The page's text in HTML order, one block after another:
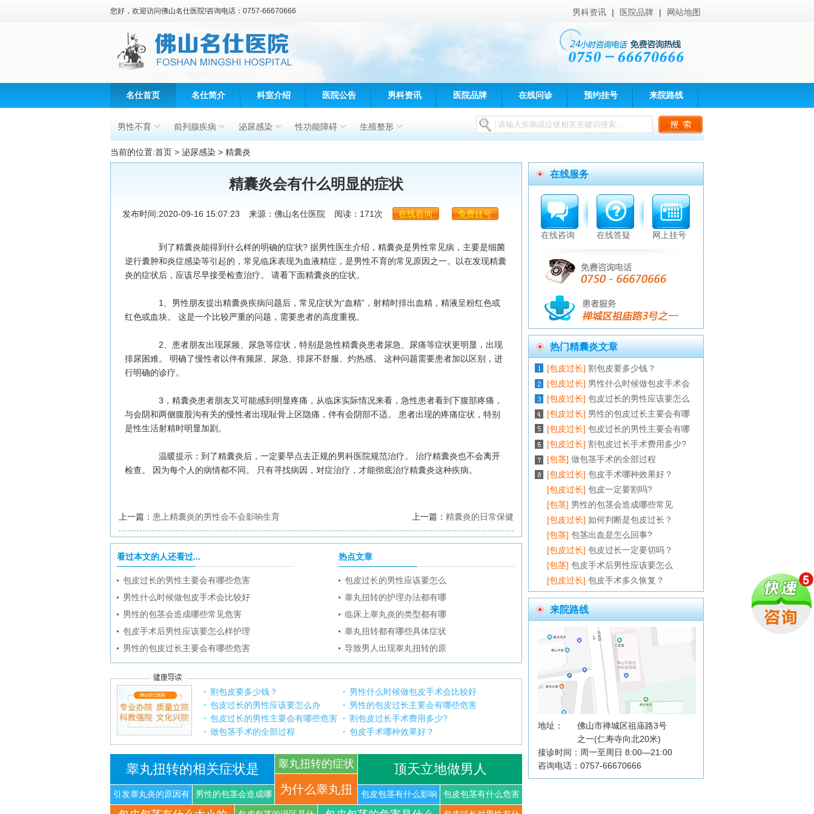
男科资讯 | 医院品牌 | 网站地图
您好，欢迎访问佛山名仕医院!咨询电话：0757-66670666
名仕首页 名仕简介 科室介绍 医院公告 男科资讯 医院品牌 在线问诊 预约挂号 来院路线
男性不育 前列腺疾病 泌尿感染 性功能障碍 生殖整形
当前的位置:首页 > 泌尿感染 > 精囊炎
精囊炎会有什么明显的症状
发布时间:2020-09-16 15:07:23 来源：佛山名仕医院 阅读：171次 在线咨询 免费挂号
到了精囊炎能得到什么样的明确的症状? 据男性医生介绍，精囊炎是男性常见病，主要是细菌
逆行囊肿和炎症感染等引起的，常见临床表现为血液精症，是男性不育的常见原因之一。以在发现精囊
炎的症状后，应该尽早接受检查治疗。 请看下面精囊炎的症状。
1、男性朋友提出精囊炎疾病问题后，常见症状为“血精”，射精时排出血精，精液呈粉红色或
红色或血块。 这是一个比较严重的问题，需要患者的高度重视。
2、患者朋友出现尿频、尿急等症状，特别是急性精囊炎患者尿急、尿痛等症状更明显，出现
排尿困难。 明确了慢性者以伴有频尿、尿急、排尿不舒服、灼热感。 这种问题需要患者加以区别，进
行明确的诊疗。
3，精囊炎患者朋友又可能感到明显疼痛，从临床实际情况来看，急性患者看到下腹部疼痛，
与会阴和两侧腹股沟有关的慢性者出现耻骨上区隐痛，伴有会阴部不适。 患者出现的疼痛症状，特别
是性生活射精时明显加剧。
温暖提示：到了精囊炎后，一定要早点去正规的男科医院规范治疗。 治疗精囊炎也不会离开
检查。 因为每个人的病情都不同。 只有寻找病因，对症治疗，才能彻底治疗精囊炎这种疾病。
上一篇： 精囊炎的日常保健
上一篇： 患上精囊炎的男性会不会影响生育
看过本文的人还看过...
包皮过长的男性主要会有哪些危害
男性什么时候做包皮手术会比较好
男性的包茎会造成哪些常见危害
包皮手术后男性应该要怎么样护理
男性的包皮过长主要会有哪些危害
热点文章
包皮过长的男性应该要怎么
睾丸扭转的护理办法都有哪
临床上睾丸炎的类型都有哪
睾丸扭转都有哪些具体症状
导致男人出现睾丸扭转的原
割包皮要多少钱？
男性什么时候做包皮手术会比较好
包皮过长的男性应该要怎么办
男性的包皮过长主要会有哪些危害
包皮过长的男性主要会有哪些危害
割包皮过长手术费用多少?
做包茎手术的全部过程
包皮手术哪种效果好？
睾丸扭转的相关症状是
引发睾丸炎的原因有 男性的包茎会造成哪
睾丸扭转的症状
你知道
为什么睾丸扭
顶天立地做男人
包皮包茎有什么影响 包皮包茎有什么危害
在线服务
在线咨询 在线答疑 网上挂号
热门精囊炎文章
[包皮过长] 割包皮要多少钱？
[包皮过长] 男性什么时候做包皮手术会
[包皮过长] 包皮过长的男性应该要怎么
[包皮过长] 男性的包皮过长主要会有哪
[包皮过长] 包皮过长的男性主要会有哪
[包皮过长] 割包皮过长手术费用多少?
[包茎] 做包茎手术的全部过程
[包皮过长] 包皮手术哪种效果好？
[包皮过长] 包皮一定要割吗?
[包茎] 男性的包茎会造成哪些常见
[包皮过长] 如何判断是包皮过长？
[包茎] 包茎出血是怎么回事?
[包皮过长] 包皮过长一定要切吗？
[包茎] 包皮手术后男性应该要怎么
[包皮过长] 包皮手术多久恢复？
来院路线
地址：
佛山市禅城区祖庙路3号
之一(仁寿寺向北20米)
接诊时间：周一至周日 8:00—21:00
咨询电话：0757-66670666